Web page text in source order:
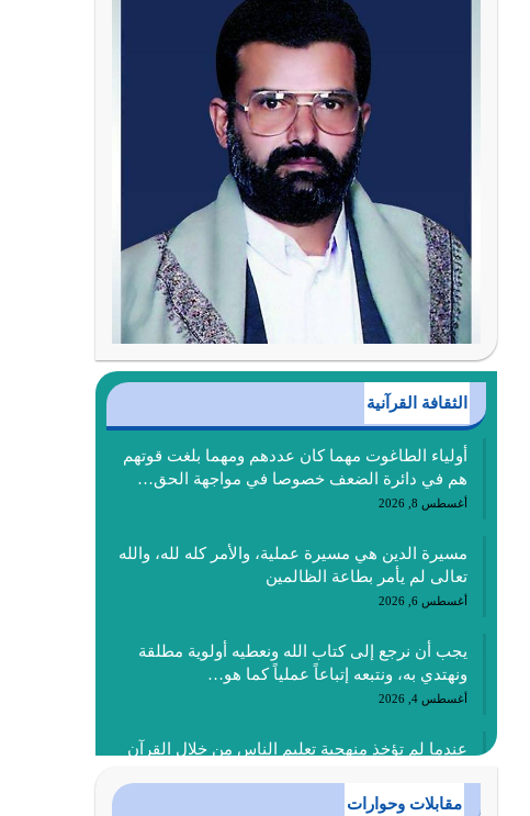
الثقافة القرآنية
أولياء الطاغوت مهما كان عددهم ومهما بلغت قوتهم
هم في دائرة الضعف خصوصا في مواجهة الحق…
أغسطس 8, 2026
مسيرة الدين هي مسيرة عملية، والأمر كله لله، والله
تعالى لم يأمر بطاعة الظالمين
أغسطس 6, 2026
يجب أن نرجع إلى كتاب الله ونعطيه أولوية مطلقة
ونهتدي به، ونتبعه إتباعاً عملياً كما هو…
أغسطس 4, 2026
عندما لم تؤخذ منهجية تعليم الناس من خلال القرآن
أغسطس 3, 2026
مقابلات وحوارات